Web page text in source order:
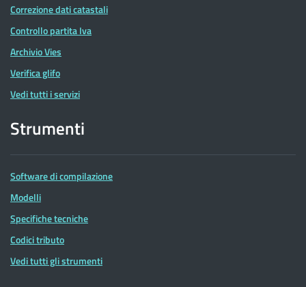
Correzione dati catastali
Controllo partita Iva
Archivio Vies
Verifica glifo
Vedi tutti i servizi
Strumenti
Software di compilazione
Modelli
Specifiche tecniche
Codici tributo
Vedi tutti gli strumenti